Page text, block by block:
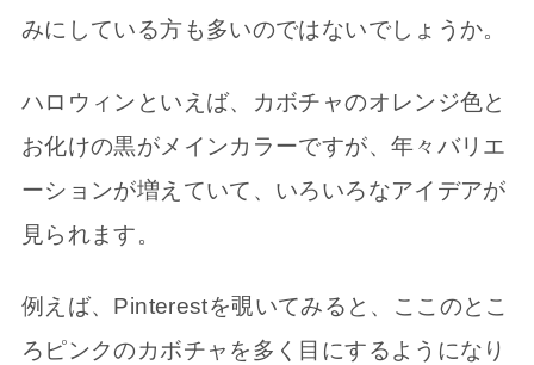
みにしている方も多いのではないでしょうか。
ハロウィンといえば、カボチャのオレンジ色と
お化けの黒がメインカラーですが、年々バリエ
ーションが増えていて、いろいろなアイデアが
見られます。
例えば、Pinterestを覗いてみると、ここのとこ
ろピンクのカボチャを多く目にするようになり